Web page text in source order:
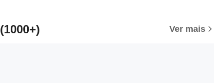
(1000+) Ver mais